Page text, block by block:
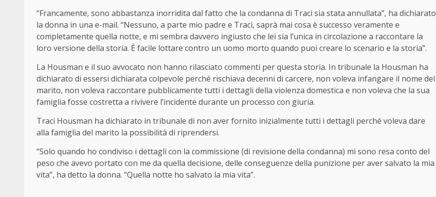
“Francamente, sono abbastanza inorridita dal fatto che la condanna di Traci sia stata annullata”, ha dichiarato
la donna in una e-mail. “Nessuno, a parte mio padre e Traci, saprà mai cosa è successo veramente e
completamente quella notte, e mi sembra davvero ingiusto che lei sia l’unica in circolazione a raccontare la
loro versione della storia. È facile lottare contro un uomo morto quando puoi creare lo scenario e la storia”.
La Housman e il suo avvocato non hanno rilasciato commenti per questa storia. In tribunale la Housman ha
dichiarato di essersi dichiarata colpevole perché rischiava decenni di carcere, non voleva infangare il nome del
marito, non voleva raccontare pubblicamente tutti i dettagli della violenza domestica e non voleva che la sua
famiglia fosse costretta a rivivere l’incidente durante un processo con giuria.
Traci Housman ha dichiarato in tribunale di non aver fornito inizialmente tutti i dettagli perché voleva dare
alla famiglia del marito la possibilità di riprendersi.
“Solo quando ho condiviso i dettagli con la commissione (di revisione della condanna) mi sono resa conto del
peso che avevo portato con me da quella decisione, delle conseguenze della punizione per aver salvato la mia
vita”, ha detto la donna. “Quella notte ho salvato la mia vita”.